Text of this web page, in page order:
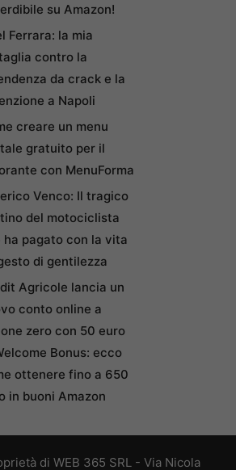
su Amazon!
Ferrara: la mia
contro la
da crack e la
a Napoli
creare un menu
gratuito per il
con MenuForma
Venco: Il tragico
del motociclista
ha pagato con la vita
di gentilezza
Agricole lancia un
conto online a
zero con 50 euro
Bonus: ecco
ottenere fino a 650
in buoni Amazon
di WEB 365 SRL - Via Nicola